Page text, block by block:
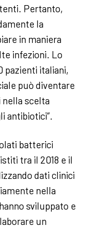
Pertanto,
la
in maniera
infezioni. Lo
pazienti italiani,
può diventare
scelta
antibiotici”.
batterici
tra il 2018 e il
dati clinici
nella
sviluppato e
un